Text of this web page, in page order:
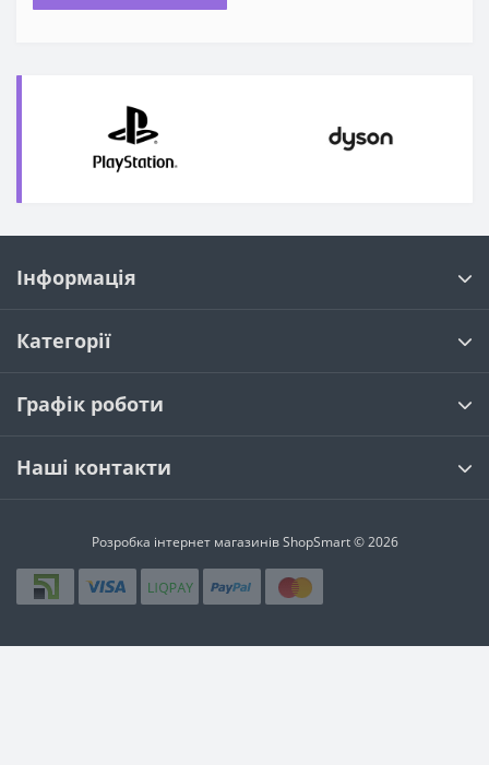
Інформація
Категорії
Графік роботи
Наші контакти
Розробка інтернет магазинівShopSmart © 2026